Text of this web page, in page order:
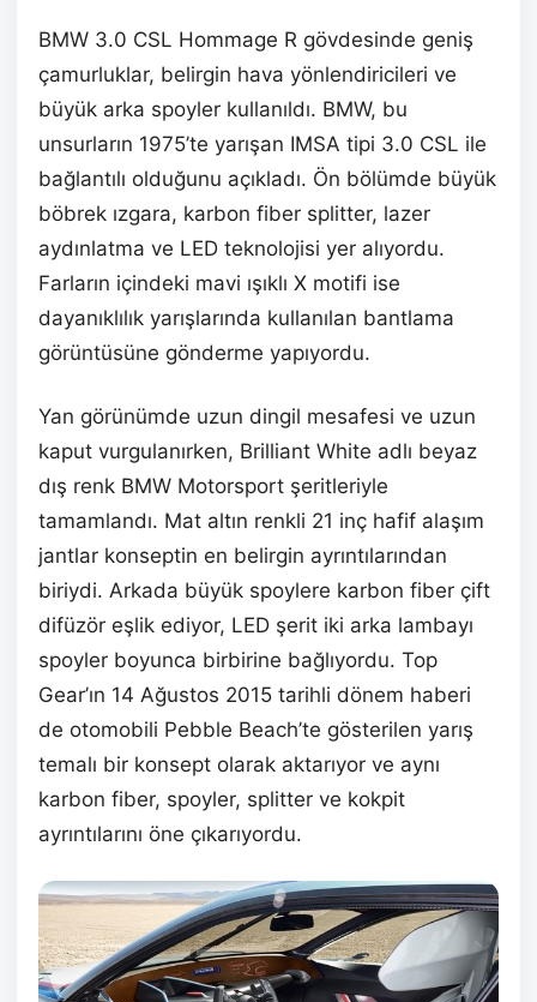
BMW 3.0 CSL Hommage R gövdesinde geniş
çamurluklar, belirgin hava yönlendiricileri ve
büyük arka spoyler kullanıldı. BMW, bu
unsurların 1975’te yarışan IMSA tipi 3.0 CSL ile
bağlantılı olduğunu açıkladı. Ön bölümde büyük
böbrek ızgara, karbon fiber splitter, lazer
aydınlatma ve LED teknolojisi yer alıyordu.
Farların içindeki mavi ışıklı X motifi ise
dayanıklılık yarışlarında kullanılan bantlama
görüntüsüne gönderme yapıyordu.
Yan görünümde uzun dingil mesafesi ve uzun
kaput vurgulanırken, Brilliant White adlı beyaz
dış renk BMW Motorsport şeritleriyle
tamamlandı. Mat altın renkli 21 inç hafif alaşım
jantlar konseptin en belirgin ayrıntılarından
biriydi. Arkada büyük spoylere karbon fiber çift
difüzör eşlik ediyor, LED şerit iki arka lambayı
spoyler boyunca birbirine bağlıyordu. Top
Gear’ın 14 Ağustos 2015 tarihli dönem haberi
de otomobili Pebble Beach’te gösterilen yarış
temalı bir konsept olarak aktarıyor ve aynı
karbon fiber, spoyler, splitter ve kokpit
ayrıntılarını öne çıkarıyordu.